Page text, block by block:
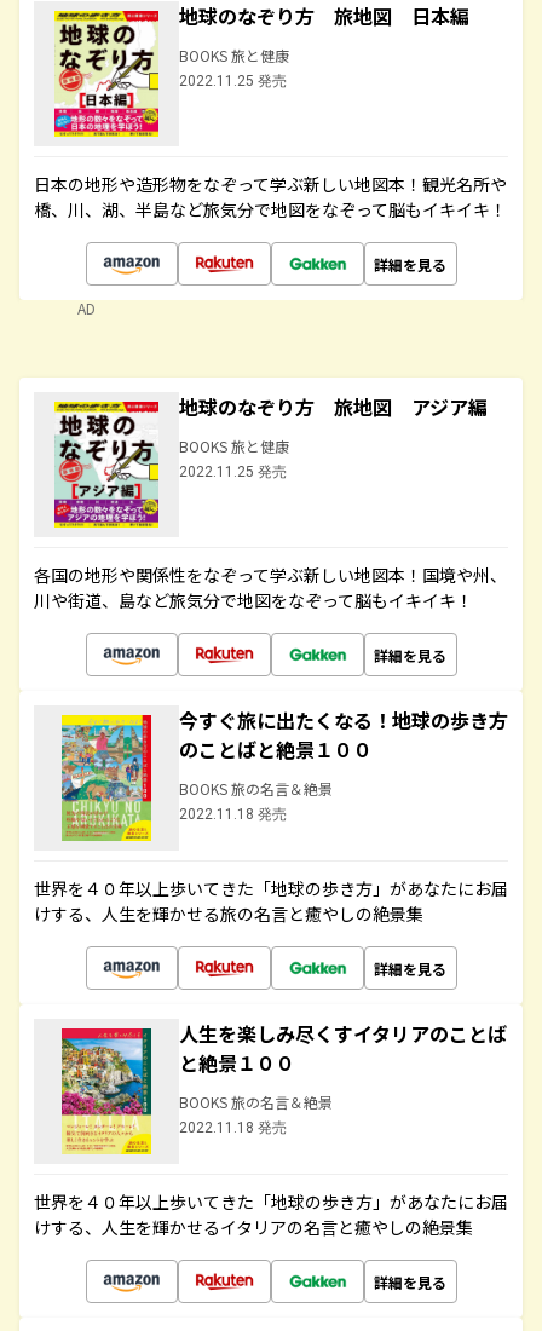
地球のなぞり方 旅地図 日本編
BOOKS 旅と健康
2022.11.25 発売
日本の地形や造形物をなぞって学ぶ新しい地図本！観光名所や
橋、川、湖、半島など旅気分で地図をなぞって脳もイキイキ！
詳細を見る
AD
地球のなぞり方 旅地図 アジア編
BOOKS 旅と健康
2022.11.25 発売
各国の地形や関係性をなぞって学ぶ新しい地図本！国境や州、
川や街道、島など旅気分で地図をなぞって脳もイキイキ！
詳細を見る
今すぐ旅に出たくなる！地球の歩き方
のことばと絶景１００
BOOKS 旅の名言＆絶景
2022.11.18 発売
世界を４０年以上歩いてきた「地球の歩き方」があなたにお届
けする、人生を輝かせる旅の名言と癒やしの絶景集
詳細を見る
人生を楽しみ尽くすイタリアのことば
と絶景１００
BOOKS 旅の名言＆絶景
2022.11.18 発売
世界を４０年以上歩いてきた「地球の歩き方」があなたにお届
けする、人生を輝かせるイタリアの名言と癒やしの絶景集
詳細を見る